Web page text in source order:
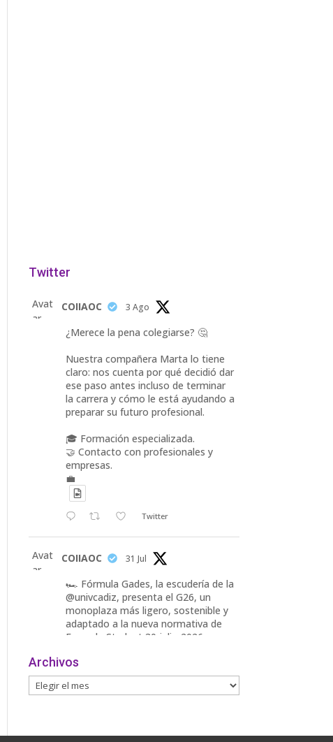
Twitter
Avat
ar
COIIAOC 3 Ago
¿Merece la pena colegiarse? 🤔
Nuestra compañera Marta lo tiene
claro: nos cuenta por qué decidió dar
ese paso antes incluso de terminar
la carrera y cómo le está ayudando a
preparar su futuro profesional.
🎓 Formación especializada.
🤝 Contacto con profesionales y
empresas.
💼
Twitter
Avat
ar
COIIAOC 31 Jul
🏎️ Fórmula Gades, la escudería de la
@univcadiz, presenta el G26, un
monoplaza más ligero, sostenible y
adaptado a la nueva normativa de
Formula Student 30 julio 2026.
En la presentación, que tuvo lugar
este miércoles, estuvieron presentes
María Luisa Bea, Presidenta
Archivos